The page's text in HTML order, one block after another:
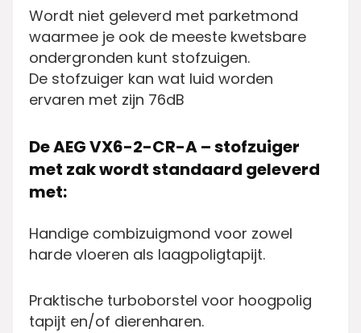
Wordt niet geleverd met parketmond
waarmee je ook de meeste kwetsbare
ondergronden kunt stofzuigen.
De stofzuiger kan wat luid worden
ervaren met zijn 76dB
De AEG VX6-2-CR-A – stofzuiger
met zak wordt standaard geleverd
met:
Handige combizuigmond voor zowel
harde vloeren als laagpoligtapijt.
Praktische turboborstel voor hoogpolig
tapijt en/of dierenharen.